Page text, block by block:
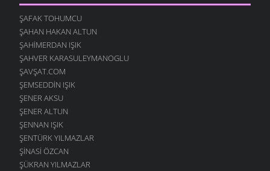
10 AĞUSTOS 2007
ARARIM SENI
7 AĞUSTOS 2007
YANARIM
7 AĞUSTOS 2007
SANA KALMIŞ
2 AĞUSTOS 2007
MEFTUNUM BEN
28 TEMMUZ 2007
HIÇ
ŞAFAK TOHUMCU
ŞAHAN HAKAN ALTUN
ŞAHIMERDAN IŞIK
ŞAHVER KARASULEYMANOGLU
ŞAVŞAT.COM
ŞEMSEDDIN IŞIK
ŞENER AKSU
ŞENER ALTUN
ŞENNAN IŞIK
ŞENTÜRK YILMAZLAR
ŞINASI ÖZCAN
ŞÜKRAN YILMAZLAR